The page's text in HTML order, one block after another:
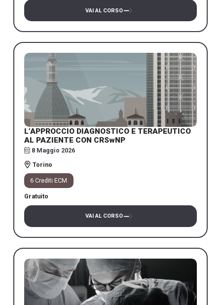
VAI AL CORSO
L’APPROCCIO DIAGNOSTICO E TERAPEUTICO
AL PAZIENTE CON CRSwNP
8 Maggio 2026
Torino
6 Crediti ECM
Gratuito
VAI AL CORSO